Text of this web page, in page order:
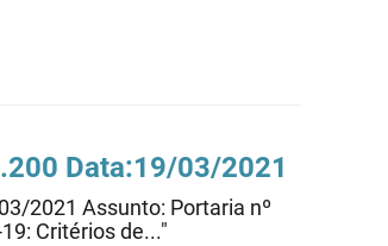
Data:19/03/2021
2021 Assunto: Portaria nº
Critérios de..."